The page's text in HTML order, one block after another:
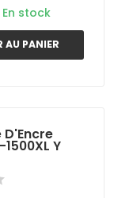
En stock
AU PANIER
Y